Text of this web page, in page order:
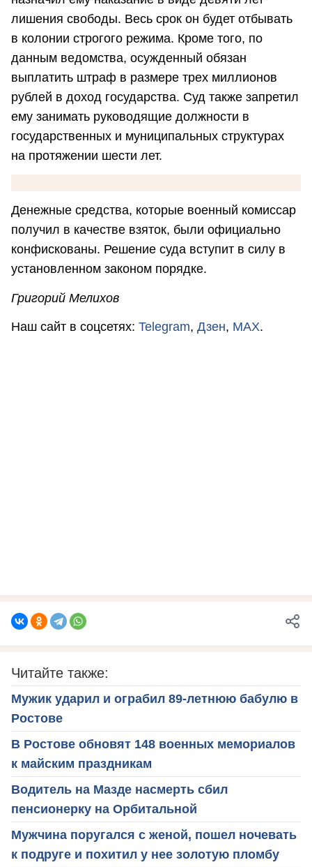
лишения свободы. Весь срок он будет отбывать
в колонии строгого режима. Кроме того, по
данным ведомства, осужденный обязан
выплатить штраф в размере трех миллионов
рублей в доход государства. Суд также запретил
ему занимать руководящие должности в
государственных и муниципальных структурах
на протяжении шести лет.
Денежные средства, которые военный комиссар
получил в качестве взяток, были официально
конфискованы. Решение суда вступит в силу в
установленном законом порядке.
Григорий Мелихов
Наш сайт в соцсетях: Telegram, Дзен, MAX.
Читайте также:
Мужик ударил и ограбил 89-летнюю бабулю в
Ростове
В Ростове обновят 148 военных мемориалов
к майским праздникам
Водитель на Мазде насмерть сбил
пенсионерку на Орбитальной
Мужчина поругался с женой, пошел ночевать
к подруге и похитил у нее золотую пломбу